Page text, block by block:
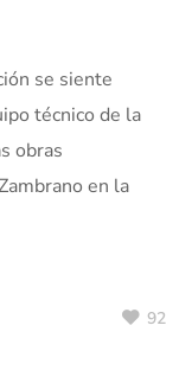
se siente
técnico de la
obras
en la
92